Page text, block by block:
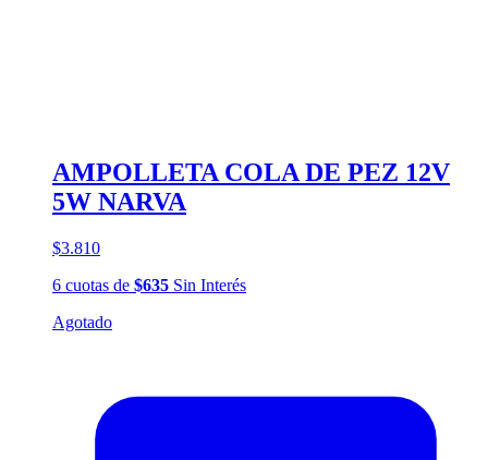
AMPOLLETA COLA DE PEZ 12V
5W NARVA
$3.810
6 cuotas de $635 Sin Interés
Agotado